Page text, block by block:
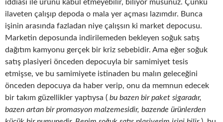
iddiası ile ürünü kabul etmeyebilir, biliyor musunuz. Çünkü
ilaveten çalışıp depoda o mala yer açması lazımdır. Bunca
işinin arasında fazladan niye çalışsın ki market depocusu.
Marketin deposunda indirilemeden bekleyen soğuk satış
dağıtım kamyonu gerçek bir kriz sebebidir. Ama eğer soğuk
satış plasiyeri önceden depocuyla bir samimiyet tesis
etmişse, ve bu samimiyete istinaden bu malın geleceğini
önceden depocuya da haber verip, onu da memnun edecek
bir takım güzellikler yaptıysa ( bu bazen bir paket sigaradır,
bazen artan bir promasyon malzemesidir, bazende ürünlerden